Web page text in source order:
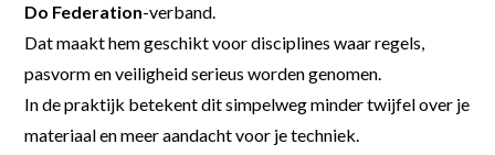
Do Federation-verband.
Dat maakt hem geschikt voor disciplines waar regels,
pasvorm en veiligheid serieus worden genomen.
In de praktijk betekent dit simpelweg minder twijfel over je
materiaal en meer aandacht voor je techniek.